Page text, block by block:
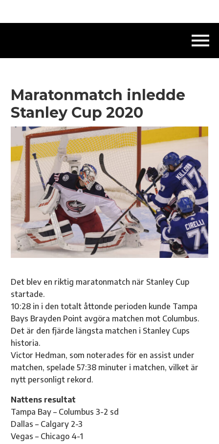
Maratonmatch inledde
Stanley Cup 2020
Det blev en riktig maratonmatch när Stanley Cup
startade.
10:28 in i den totalt åttonde perioden kunde Tampa
Bays Brayden Point avgöra matchen mot Columbus.
Det är den fjärde längsta matchen i Stanley Cups
historia.
Victor Hedman, som noterades för en assist under
matchen, spelade 57:38 minuter i matchen, vilket är
nytt personligt rekord.
Nattens resultat
Tampa Bay – Columbus 3-2 sd
Dallas – Calgary 2-3
Vegas – Chicago 4-1